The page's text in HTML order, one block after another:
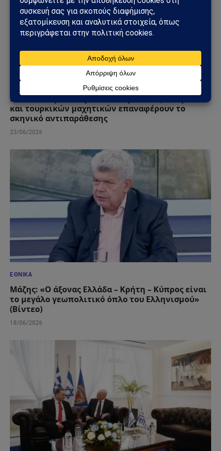
ΕΘΝΙΚΆ
Νέα ένταση στο Αιγαίο: Δύο εμπλοκές ελληνικών
και τουρκικών μαχητικών επαναφέρουν το
σκηνικό αντιπαράθεσης
23/06/2026
ΕΘΝΙΚΆ
Μάζης: «Ο άξονας Ελλάδα – Κρήτη – Κύπρος είναι
το μεγάλο γεωπολιτικό όπλο του Ελληνισμού»
(Βίντεο)
18/06/2026